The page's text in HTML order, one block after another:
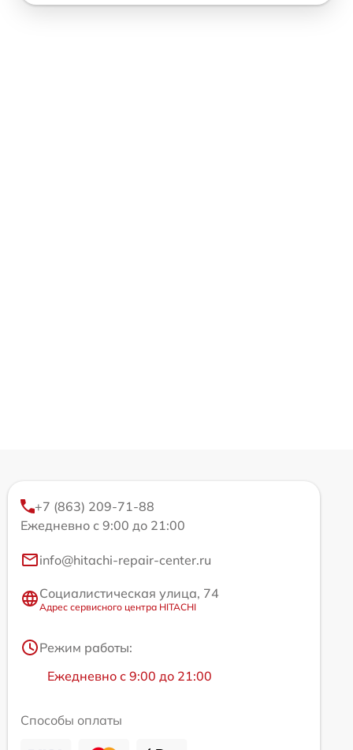
+7 (863) 209-71-88
Ежедневно с 9:00 до 21:00
info@hitachi-repair-center.ru
Социалистическая улица, 74
Адрес сервисного центра HITACHI
Режим работы:
Ежедневно с 9:00 до 21:00
Способы оплаты